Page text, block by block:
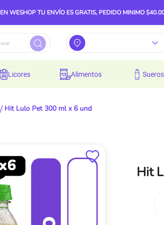
EN WESHOP TU ENVÍO ES GRATIS, PEDIDO MINIMO
licores alimentos sueros
Hit Lulo Pet 300 ml x 6 und
Hit